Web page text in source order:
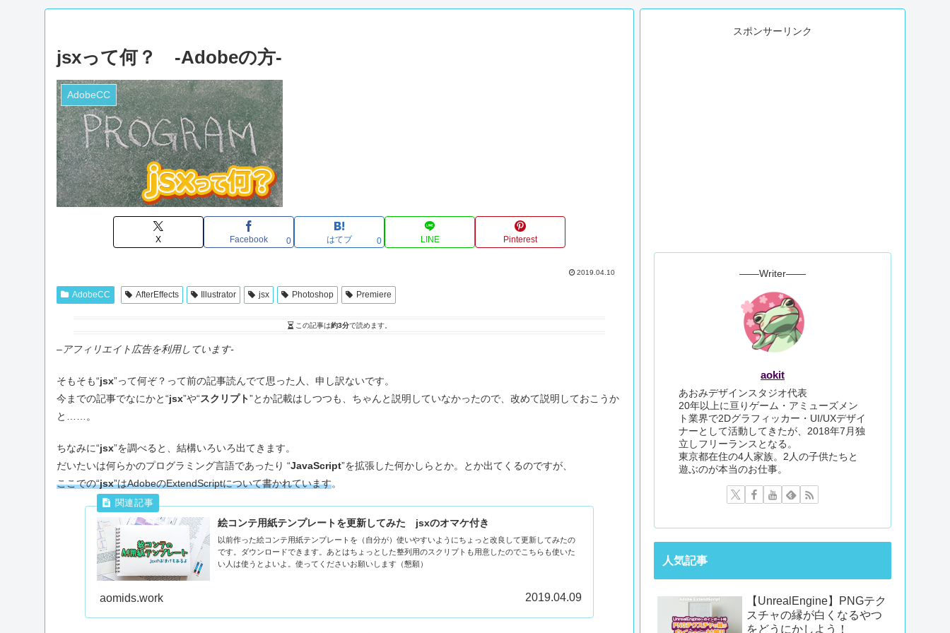
jsxって何？ -Adobeの方-
AdobeCC
X Facebook 0 はてブ 0 LINE Pinterest
2019.04.10
AdobeCC AfterEffects Illustrator jsx Photoshop Premiere
この記事は約3分で読めます。
–アフィリエイト広告を利用しています-
そもそも“jsx”って何ぞ？って前の記事読んでて思った人、申し訳ないです。
今までの記事でなにかと“jsx”や“スクリプト”とか記載はしつつも、ちゃんと説明していなかったので、改めて説明しておこうか
と……。
ちなみに“jsx”を調べると、結構いろいろ出てきます。
だいたいは何らかのプログラミング言語であったり “JavaScript”を拡張した何かしらとか。とか出てくるのですが、
ここでの“jsx”はAdobeのExtendScriptについて書かれています。
絵コンテ用紙テンプレートを更新してみた jsxのオマケ付き
以前作った絵コンテ用紙テンプレートを（自分が）使いやすいようにちょっと改良して更新してみたの
です。ダウンロードできます。あとはちょっとした整列用のスクリプトも用意したのでこちらも使いた
い人は使うとよいよ。使ってくださいお願いします（懇願）
aomids.work 2019.04.09
スポンサーリンク
――Writer――
aokit
あおみデザインスタジオ代表
20年以上に亘りゲーム・アミューズメン
ト業界で2Dグラフィッカー・UI/UXデザイ
ナーとして活動してきたが、2018年7月独
立しフリーランスとなる。
東京都在住の4人家族。2人の子供たちと
遊ぶのが本当のお仕事。
人気記事
【UnrealEngine】PNGテク
スチャの縁が白くなるやつ
をどうにかしよう！